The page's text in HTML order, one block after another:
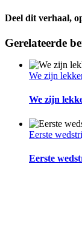
Deel dit verhaal,
Facebook
Gerelateerde
We zijn
We zijn
Eerste
Eerste